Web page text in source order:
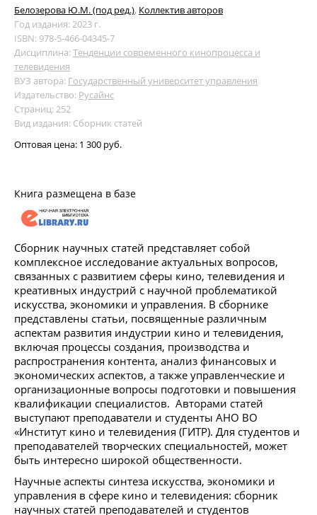
Белозерова Ю.М. (под ред.), Коллектив авторов
Год издания: 2023 г.
ISBN: 978-5-466-04345-7
Дисциплина:Тенденции современного кинопроцесса и
телевидения
ВУЗ автора: Государственный университет управления
Издательство: Русайнс
Страниц: 252
Вид издания: Сборник статей
Оптовая цена: 1 300 руб.
Книга размещена в базе
Сборник научных статей представляет собой
комплексное исследование актуальных вопросов,
связанных с развитием сферы кино, телевидения и
креативных индустрий с научной проблематикой
искусства, экономики и управления. В сборнике
представлены статьи, посвященные различным
аспектам развития индустрии кино и телевидения,
включая процессы создания, производства и
распространения контента, анализ финансовых и
экономических аспектов, а также управленческие и
организационные вопросы подготовки и повышения
квалификации специалистов. Авторами статей
выступают преподаватели и студенты АНО ВО
«Институт кино и телевидения (ГИТР). Для студентов и
преподавателей творческих специальностей, может
быть интересно широкой общественности.
Научные аспекты синтеза искусства, экономики и
управления в сфере кино и телевидения: сборник
научных статей преподавателей и студентов